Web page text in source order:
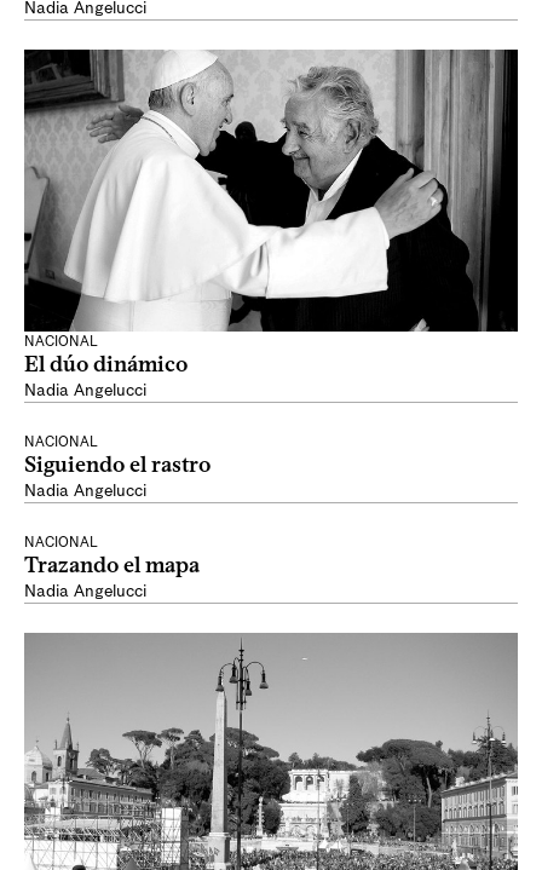
Nadia Angelucci
NACIONAL
El dúo dinámico
Nadia Angelucci
NACIONAL
Siguiendo el rastro
Nadia Angelucci
NACIONAL
Trazando el mapa
Nadia Angelucci